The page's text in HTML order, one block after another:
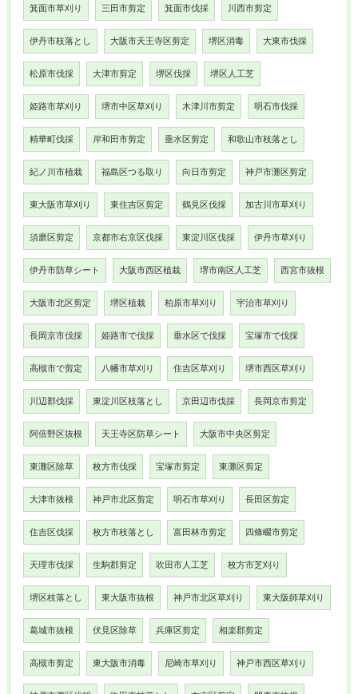
箕面市草刈り 三田市剪定 箕面市伐採 川西市剪定
伊丹市枝落とし 大阪市天王寺区剪定 堺区消毒 大東市伐採
松原市伐採 大津市剪定 堺区伐採 堺区人工芝
姫路市草刈り 堺市中区草刈り 木津川市剪定 明石市伐採
精華町伐採 岸和田市剪定 垂水区剪定 和歌山市枝落とし
紀ノ川市植栽 福島区つる取り 向日市剪定 神戸市灘区剪定
東大阪市草刈り 東住吉区剪定 鶴見区伐採 加古川市草刈り
須磨区剪定 京都市右京区伐採 東淀川区伐採 伊丹市草刈り
伊丹市防草シート 大阪市西区植栽 堺市南区人工芝 西宮市抜根
大阪市北区剪定 堺区植栽 柏原市草刈り 宇治市草刈り
長岡京市伐採 姫路市で伐採 垂水区で伐採 宝塚市で伐採
高槻市で剪定 八幡市草刈り 住吉区草刈り 堺市西区草刈り
川辺郡伐採 東淀川区枝落とし 京田辺市伐採 長岡京市剪定
阿倍野区抜根 天王寺区防草シート 大阪市中央区剪定
東灘区除草 枚方市伐採 宝塚市剪定 東灘区剪定
大津市抜根 神戸市北区剪定 明石市草刈り 長田区剪定
住吉区伐採 枚方市枝落とし 富田林市剪定 四條畷市剪定
天理市伐採 生駒郡剪定 吹田市人工芝 枚方市芝刈り
堺区枝落とし 東大阪市抜根 神戸市北区草刈り 東大阪師草刈り
葛城市抜根 伏見区除草 兵庫区剪定 相楽郡剪定
高槻市剪定 東大阪市消毒 尼崎市草刈り 神戸市西区草刈り